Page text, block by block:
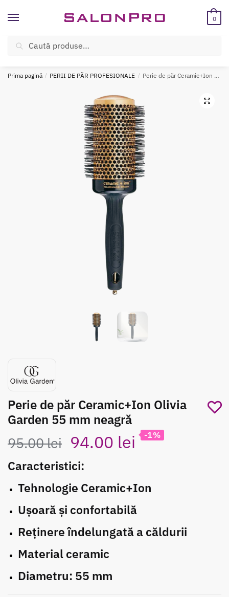
Caută
Caută
0
ÎNREGISTREAZĂ-TE SI BENEFICIEAZĂ DE CADOURI ȘI REDUCERI
Prima pagină / PERII DE PĂR PROFESIONALE / Perie de păr Ceramic+Ion Olivia Garden 55 mm neagră
Perie de păr Ceramic+Ion Olivia
Garden 55 mm neagră
95.00lei Prețul
inițial
a
fost:
95.00 lei.
94.00 leiPrețul
este:
94.00 lei.
-1%
Caracteristici:
Tehnologie Ceramic+Ion
Ușoară și confortabilă
Reținere îndelungată a căldurii
Material ceramic
Diametru: 55 mm